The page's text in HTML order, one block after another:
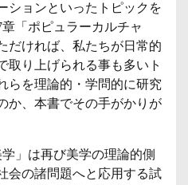
ションといったトピックを
「ポピュラーカルチャ
だければ、私たちが日常的
取り上げられる事も多いト
らを理論的・学問的に研究
か、本書でその手がかりが
」は再び美学の理論的側
会の諸問題へと応用する試